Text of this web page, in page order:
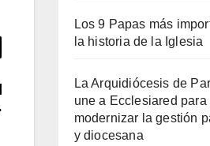
Los 9 Papas más
la historia de la Iglesia
La Arquidiócesis de
une a Ecclesiared para
modernizar la gestión
y diocesana